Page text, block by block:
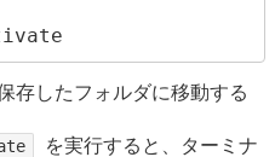
存したフォルダに移動する
を実行すると、ターミナ